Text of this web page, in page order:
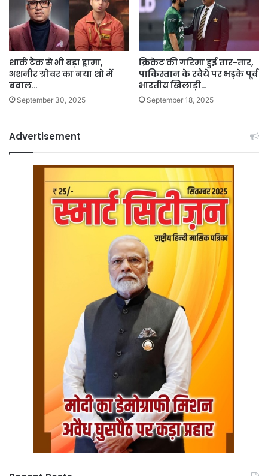
शार्क टैंक से भी बड़ा ड्रामा,
अशनीर ग्रोवर का नया शो में
बवाल…
September 30, 2025
क्रिकेट की गरिमा हुई तार-तार,
पाकिस्तान के रवैये पर भड़के पूर्व
भारतीय खिलाड़ी…
September 18, 2025
Advertisement